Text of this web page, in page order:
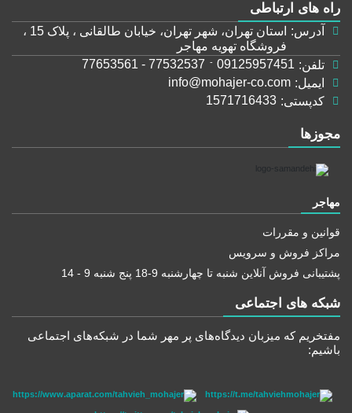
راه های ارتباطی
آدرس:
استان تهران، شهر تهران، خیابان طالقانی ، پلاک 15 ،
فروشگاه تهویه مهاجر
تلفن: 09125957451
-
77532537 - 77653561
ایمیل: info@mohajer-co.com
کدپستی: 1571716433
مجوز‌ها
مهاجر
قوانین و مقررات
مراکز فروش و سرویس
پشتیبانی فروش آنلاین شنبه تا چهارشنبه 9-18 پنج شنبه 9 - 14
شبکه های اجتماعی
مفتخریم که میزبان دید‌گاه‌های پر مهر شما در شبکه‌های اجتماعی
باشیم: